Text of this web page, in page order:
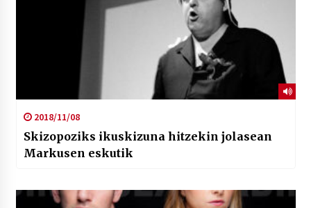
2018/11/08
Skizopoziks ikuskizuna hitzekin jolasean
Markusen eskutik